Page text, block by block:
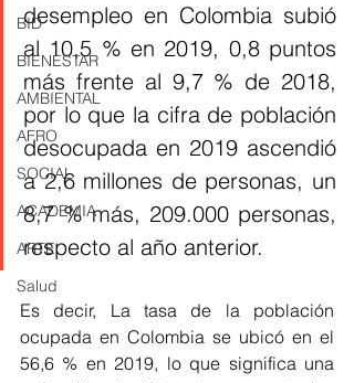
BID
BIENESTAR
AMBIENTAL
AFRO
SOCIAL
ACADEMIA
ARTE
Salud
desempleo en Colombia subió
al 10,5 % en 2019, 0,8 puntos
más frente al 9,7 % de 2018,
por lo que la cifra de población
desocupada en 2019 ascendió
a 2,6 millones de personas, un
8,7 % más, 209.000 personas,
respecto al año anterior.
Es decir, La tasa de la población
ocupada en Colombia se ubicó en el
56,6 % en 2019, lo que significa una